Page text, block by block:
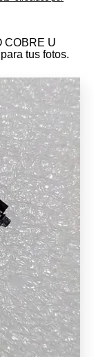
COBRE U
tus fotos.